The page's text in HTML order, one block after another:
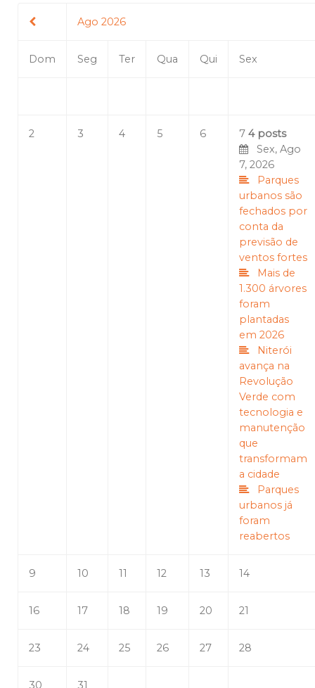
Ago 2026
Dom Seg Ter Qua Qui Sex
2 3 4 5 6 7 4 posts
Sex, Ago
7, 2026
Parques
urbanos são
fechados por
conta da
previsão de
ventos fortes
Mais de
1.300 árvores
foram
plantadas
em 2026
Niterói
avança na
Revolução
Verde com
tecnologia e
manutenção
que
transformam
a cidade
Parques
urbanos já
foram
reabertos
9 10 11 12 13 14
16 17 18 19 20 21
23 24 25 26 27 28
30 31